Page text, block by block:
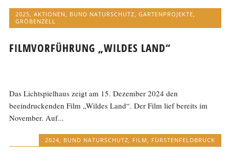
2025 ,AKTIONEN BUND NATURSCHUTZ ,GARTENPROJEKTE
GRÖBENZELL
FILMVORFÜHRUNG „WILDES LAND“
Das Lichtspielhaus zeigt am 15. Dezember 2024 den
beeindruckenden Film „Wildes Land“. Der Film lief bereits im
November. Auf...
2024, BUND NATURSCHUTZ, FILM, FÜRSTENFELDBRUCK